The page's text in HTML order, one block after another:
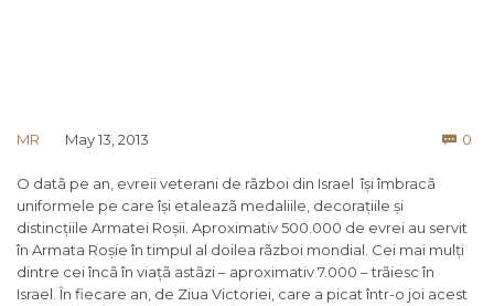
MR May 13, 2013  0
O datã pe an, evreii veterani de rãzboi din Israel își îmbracã
uniformele pe care își etaleazã medaliile, decorațiile și
distincțiile Armatei Roșii. Aproximativ 500.000 de evrei au servit
în Armata Roșie în timpul al doilea rãzboi mondial. Cei mai mulți
dintre cei încã în viațã astãzi – aproximativ 7.000 – trãiesc în
Israel. În fiecare an, de Ziua Victoriei, care a picat într-o joi acest